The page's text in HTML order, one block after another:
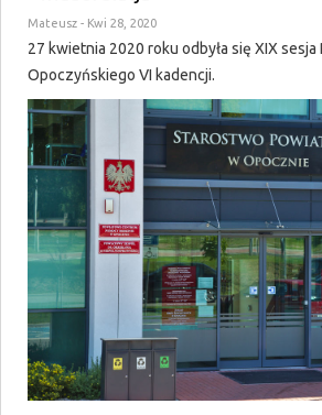
Mateusz - Kwi 28, 2020
27 kwietnia 2020 roku odbyła się XIX sesja
Opoczyńskiego VI kadencji.